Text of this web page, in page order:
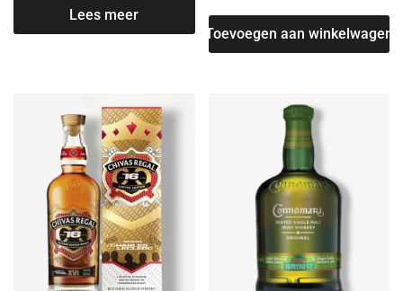
Lees meer
Toevoegen aan winkelwagen